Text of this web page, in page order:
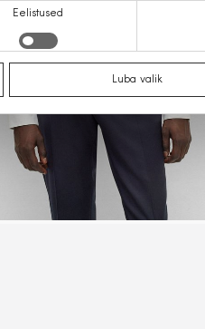
Eelistused
Luba valik